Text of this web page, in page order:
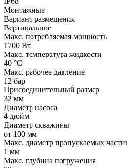
Монтажные
Вариант размещения
Вертикальное
Макс. потребляемая мощность
1700 Вт
Макс. температура жидкости
40 °С
Макс. рабочее давление
12 бар
Присоединительный размер
32 мм
Диаметр насоса
4 дюйм
Диаметр скважины
от 100 мм
Макс. диаметр пропускаемых
1 мм
Макс. глубина погружения